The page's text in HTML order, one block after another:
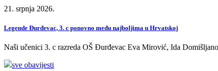
21. srpnja 2026.
Legende Đurđevac, 3. c ponovno među najboljima u Hrvatskoj
Naši učenici 3. c razreda OŠ Đurđevac Eva Mirović, Ida
sve obavijesti